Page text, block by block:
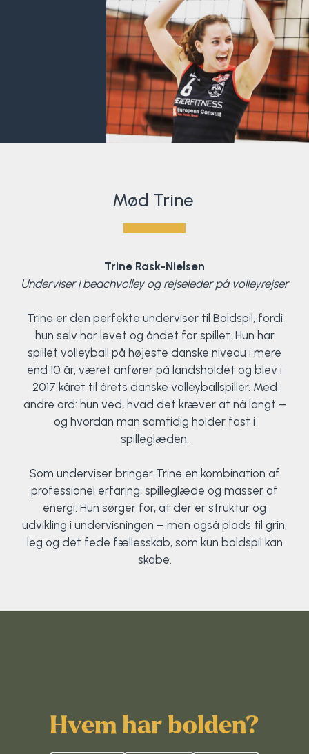
Mød Trine
Trine Rask-Nielsen
Underviser i beachvolley og rejseleder på volleyrejser
Trine er den perfekte underviser til Boldspil, fordi
hun selv har levet og åndet for spillet. Hun har
spillet volleyball på højeste danske niveau i mere
end 10 år, været anfører på landsholdet og blev i
2017 kåret til årets danske volleyballspiller. Med
andre ord: hun ved, hvad det kræver at nå langt –
og hvordan man samtidig holder fast i
spilleglæden.
Som underviser bringer Trine en kombination af
professionel erfaring, spilleglæde og masser af
energi. Hun sørger for, at der er struktur og
udvikling i undervisningen – men også plads til grin,
leg og det fede fællesskab, som kun boldspil kan
skabe.
Hvem har bolden?